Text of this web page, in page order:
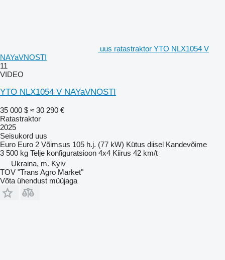
uus ratastraktor YTO NLX1054 V
NAYaVNOSTI
11
VIDEO
YTO NLX1054 V NAYaVNOSTI
35 000 $ ≈ 30 290 €
Ratastraktor
2025
Seisukord uus
Euro Euro 2 Võimsus 105 h.j. (77 kW) Kütus diisel Kandevõime
3 500 kg Telje konfiguratsioon 4x4 Kiirus 42 km/t
Ukraina, m. Kyiv
TOV "Trans Agro Market"
Võta ühendust müüjaga